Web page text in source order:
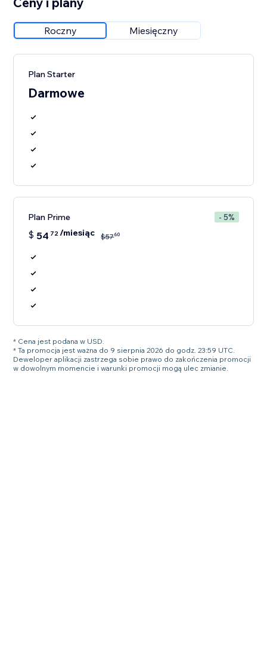
Roczny Miesięczny
Plan Starter
Darmowe
Plan Prime - 5%
$ 54 72/miesiąc $5760
* Cena jest podana w USD.
* Ta promocja jest ważna do 9 sierpnia 2026 do godz. 23:59 UTC.
Deweloper aplikacji zastrzega sobie prawo do zakończenia promocji
w dowolnym momencie i warunki promocji mogą ulec zmianie.